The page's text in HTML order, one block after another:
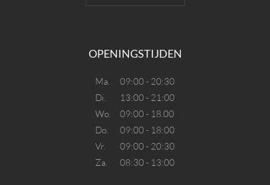
OPENINGSTIJDEN
Ma.
09:00 - 20:30
Di.
13:00 - 21:00
Wo.
09:00 - 18.00
Do.
09:00 - 18:00
Vr.
09:00 - 20:30
Za.
08:30 - 13:00